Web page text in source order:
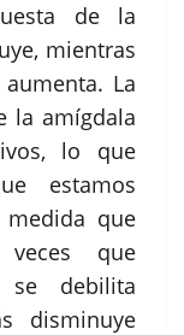
de la
mientras
La
la amígdala
lo que
estamos
que
que
se debilita
disminuye